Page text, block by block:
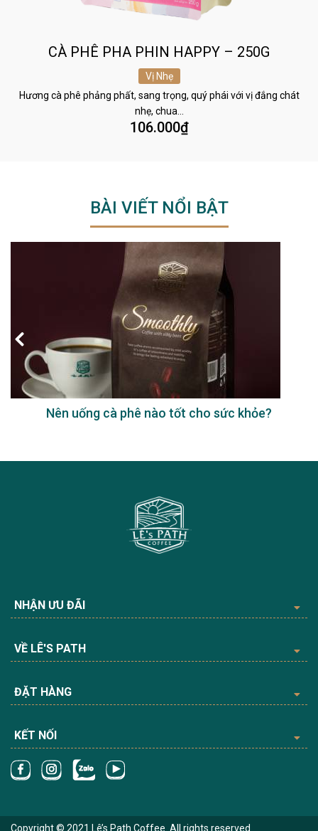
CÀ PHÊ PHA PHIN HAPPY – 250G
Vị Nhẹ
Hương cà phê phảng phất, sang trọng, quý phái với vị đắng chát
nhẹ, chua…
106.000₫
BÀI VIẾT NỔI BẬT
Nên uống cà phê nào tốt cho sức khỏe?
NHẬN ƯU ĐÃI
VỀ LÊ'S PATH
ĐẶT HÀNG
KẾT NỐI
Copyright © 2021 Lê’s Path Coffee. All rights reserved